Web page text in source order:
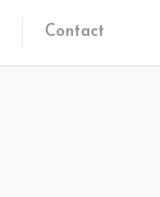
Contact